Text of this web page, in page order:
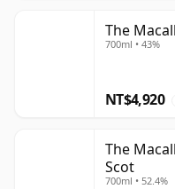
The
700ml • 43%
NT$4,920
The
Scot
700ml • 52.4%